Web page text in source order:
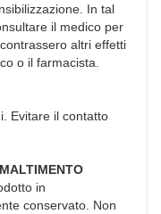
In tal
il medico per
altri effetti
o il farmacista.
Evitare il contatto
in
conservato. Non